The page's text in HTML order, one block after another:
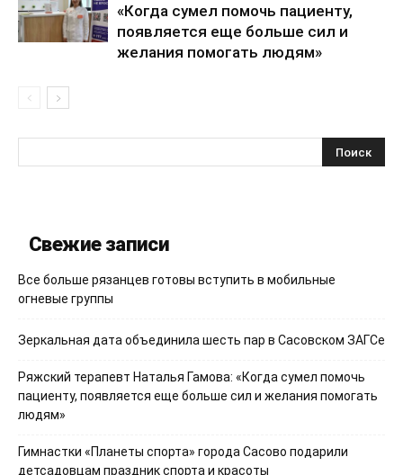
«Когда сумел помочь пациенту,
появляется еще больше сил и
желания помогать людям»
Свежие записи
Все больше рязанцев готовы вступить в мобильные
огневые группы
Зеркальная дата объединила шесть пар в Сасовском ЗАГСе
Ряжский терапевт Наталья Гамова: «Когда сумел помочь
пациенту, появляется еще больше сил и желания помогать
людям»
Гимнастки «Планеты спорта» города Сасово подарили
детсадовцам праздник спорта и красоты